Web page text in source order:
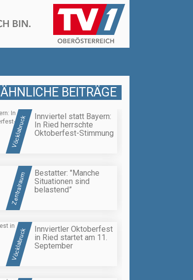
ÄHNLICHE BEITRÄGE
Vöcklabruck
Innviertel statt Bayern:
In Ried herrschte
Oktoberfest-Stimmung
Zentralraum
Bestatter: "Manche
Situationen sind
belastend”
Vöcklabruck
Innviertler Oktoberfest
in Ried startet am 11.
September